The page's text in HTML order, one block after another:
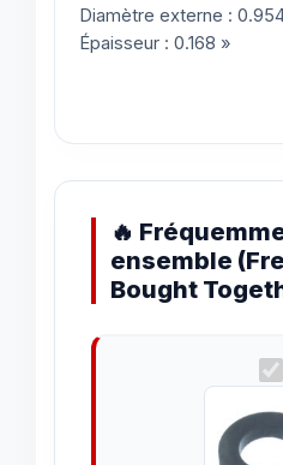
Diamètre externe :
Épaisseur : 0.168 »
🔥
ensemble
Bought